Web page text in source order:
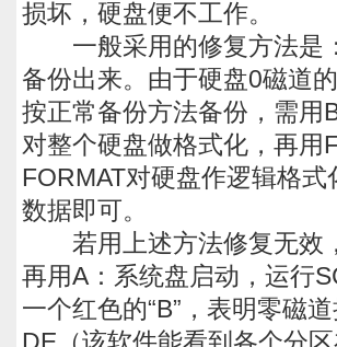
损坏，硬盘便不工作。
一般采用的修复方法是
备份出来。由于硬盘0磁道
按正常备份方法备份，需用
对整个硬盘做格式化，再用
FORMAT对硬盘作逻辑格
数据即可。
若用上述方法修复无效
再用A：系统盘启动，运行
一个红色的“B”，表明零磁